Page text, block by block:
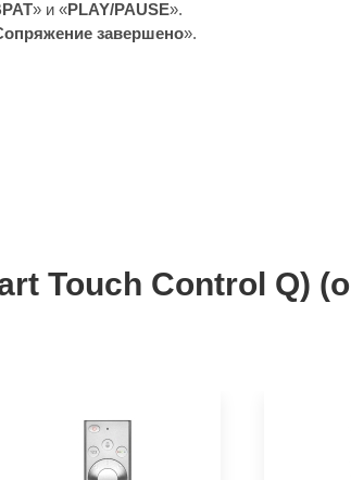
» и «PLAY/PAUSE».
завершено».
Touch Control Q)